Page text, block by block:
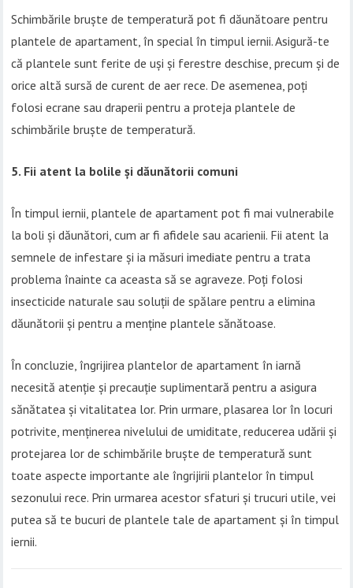
Schimbările bruște de temperatură pot fi dăunătoare pentru
plantele de apartament, în special în timpul iernii. Asigură-te
că plantele sunt ferite de uși și ferestre deschise, precum și de
orice altă sursă de curent de aer rece. De asemenea, poți
folosi ecrane sau draperii pentru a proteja plantele de
schimbările bruște de temperatură.
5. Fii atent la bolile și dăunătorii comuni
În timpul iernii, plantele de apartament pot fi mai vulnerabile
la boli și dăunători, cum ar fi afidele sau acarienii. Fii atent la
semnele de infestare și ia măsuri imediate pentru a trata
problema înainte ca aceasta să se agraveze. Poți folosi
insecticide naturale sau soluții de spălare pentru a elimina
dăunătorii și pentru a menține plantele sănătoase.
În concluzie, îngrijirea plantelor de apartament în iarnă
necesită atenție și precauție suplimentară pentru a asigura
sănătatea și vitalitatea lor. Prin urmare, plasarea lor în locuri
potrivite, menținerea nivelului de umiditate, reducerea udării și
protejarea lor de schimbările bruște de temperatură sunt
toate aspecte importante ale îngrijirii plantelor în timpul
sezonului rece. Prin urmarea acestor sfaturi și trucuri utile, vei
putea să te bucuri de plantele tale de apartament și în timpul
iernii.